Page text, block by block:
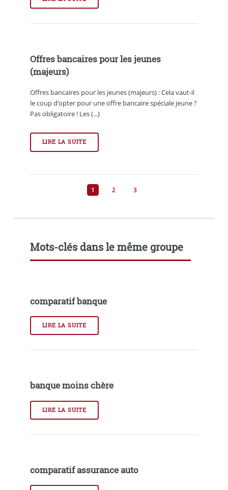
Offres bancaires pour les jeunes
(majeurs)
Offres bancaires pour les jeunes (majeurs) : Cela vaut-il
le coup d’opter pour une offre bancaire spéciale jeune ?
Pas obligatoire ! Les (...)
LIRE LA SUITE
1 2 3
Mots-clés dans le même groupe
comparatif banque
LIRE LA SUITE
banque moins chère
LIRE LA SUITE
comparatif assurance auto